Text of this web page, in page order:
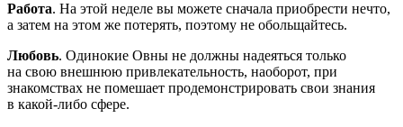
Работа. На этой неделе вы можете сначала приобрести нечто,
а затем на этом же потерять, поэтому не обольщайтесь.
Любовь. Одинокие Овны не должны надеяться только
на свою внешнюю привлекательность, наоборот, при
знакомствах не помешает продемонстрировать свои знания
в какой-либо сфере.